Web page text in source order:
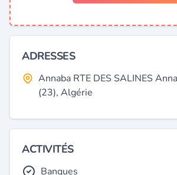
ADRESSES
Annaba RTE DES SALINES
(23), Algérie
ACTIVITÉS
Banques